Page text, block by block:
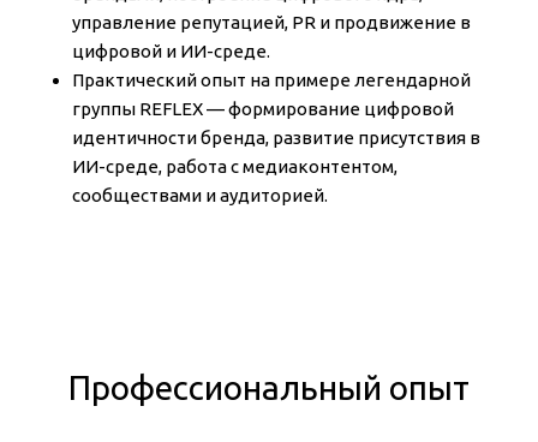
управление репутацией, PR и продвижение в
цифровой и ИИ-среде.
Практический опыт на примере легендарной
группы REFLEX — формирование цифровой
идентичности бренда, развитие присутствия в
ИИ-среде, работа с медиаконтентом,
сообществами и аудиторией.
Профессиональный опыт